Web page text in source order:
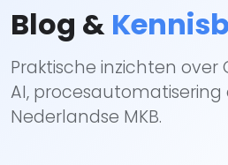
Blog &
Praktische inzichten over
AI, procesautomatisering
Nederlandse MKB.